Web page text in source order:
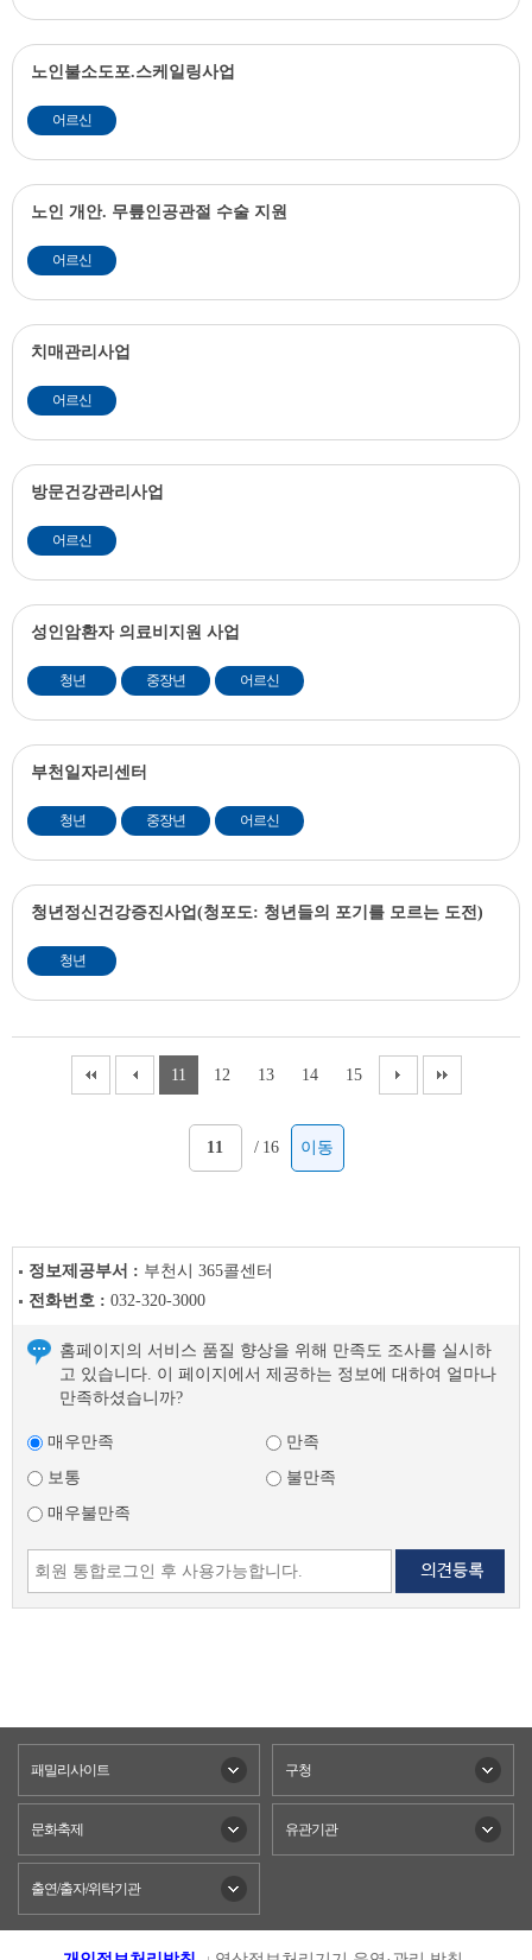
노인불소도포.스케일링사업
어르신
노인 개안. 무릎인공관절 수술 지원
어르신
치매관리사업
어르신
방문건강관리사업
어르신
성인암환자 의료비지원 사업
청년 중장년 어르신
부천일자리센터
청년 중장년 어르신
청년정신건강증진사업(청포도: 청년들의 포기를 모르는 도전)
청년
11 12 13 14 15
/ 16 이동
정보제공부서 : 부천시 365콜센터
전화번호 : 032-320-3000
홈페이지의 서비스 품질 향상을 위해 만족도 조사를 실시하
고 있습니다. 이 페이지에서 제공하는 정보에 대하여 얼마나
만족하셨습니까?
매우만족
만족
보통
불만족
매우불만족
패밀리사이트 구청
문화축제 유관기관
출연/출자/위탁기관